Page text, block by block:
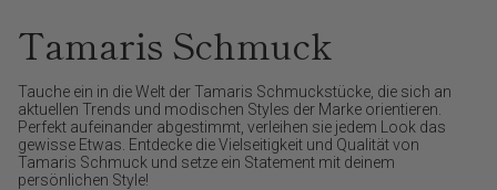
Tamaris Schmuck
Tauche ein in die Welt der Tamaris Schmuckstücke, die sich an
aktuellen Trends und modischen Styles der Marke orientieren.
Perfekt aufeinander abgestimmt, verleihen sie jedem Look das
gewisse Etwas. Entdecke die Vielseitigkeit und Qualität von
Tamaris Schmuck und setze ein Statement mit deinem
persönlichen Style!